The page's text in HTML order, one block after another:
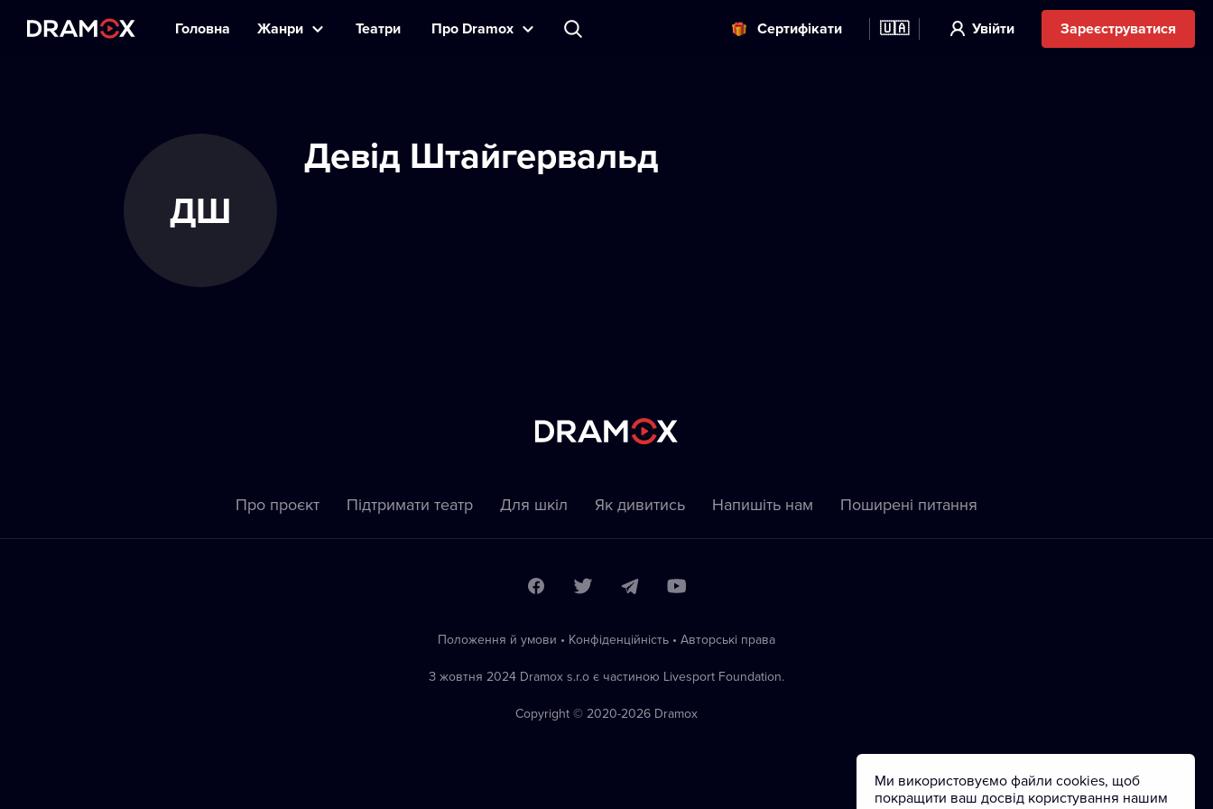
Головна Жанри Театри Прo Dramox Cертифікати 🇺🇦 Увійти Зареєструватися
ДШ
Девід Штайгервальд
Про проєкт Підтримати театр Для шкіл Як дивитись Напишіть нам Пoширені питання
Положення й умови • Конфіденційність • Автoрські права
З жовтня 2024 Dramox s.r.o є частиною Livesport Foundation.
Copyright © 2020-2026 Dramox
Ми використовуємо файли cookies, щоб
покращити ваш досвід користування нашим